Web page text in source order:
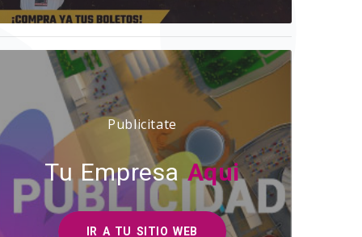
Publicitate
Tu EmpresaAqui
IR A TU SITIO WEB